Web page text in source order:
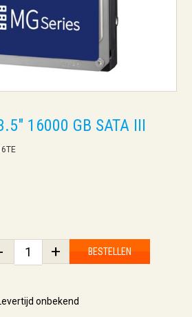
16000 GB SATA III
+ BESTELLEN
onbekend